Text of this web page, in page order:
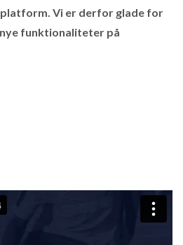
Vi er derfor glade for
funktionaliteter på